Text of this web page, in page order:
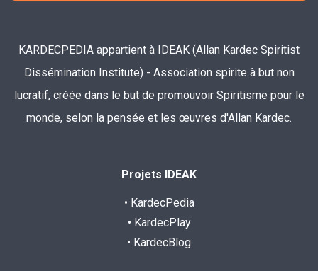
KARDECPEDIA appartient à IDEAK (Allan Kardec Spiritist
Dissémination Institute) - Association spirite à but non
lucratif, créée dans le but de promouvoir Spiritisme pour le
monde, selon la pensée et les œuvres d'Allan Kardec.
Projets IDEAK
• KardecPedia
• KardecPlay
• KardecBlog